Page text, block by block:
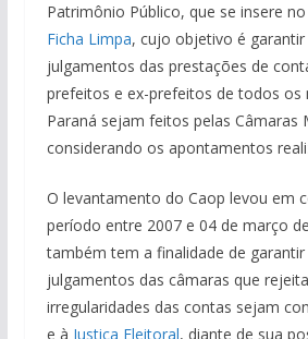
Patrimônio Público, que se insere no
Ficha Limpa, cujo objetivo é garantir
julgamentos das prestações de
prefeitos e ex-prefeitos de todos os
Paraná sejam feitos pelas Câmaras
considerando os apontamentos
O levantamento do Caop levou em
período entre 2007 e 04 de março
também tem a finalidade de garantir
julgamentos das câmaras que
irregularidades das contas sejam
e à Justiça Eleitoral, diante de sua